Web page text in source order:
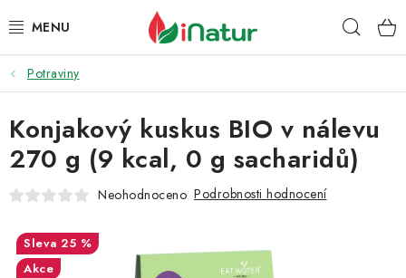
na
POTRAVINY
OŘECHY A SUŠENÉ PLODY
SNACKY
EKO DROGERIE A KOSMETIKA
Potraviny
Konjakový kuskus BIO v nálevu
270 g (9 kcal, 0 g sacharidů)
Neohodnoceno Podrobnosti hodnocení
25 %
Akce